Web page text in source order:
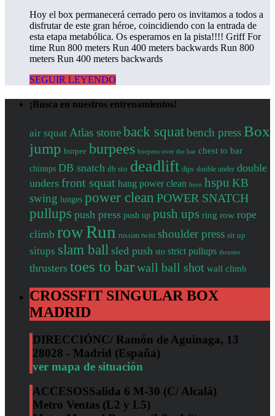
Hoy el box permanecerá cerrado pero os invitamos a todos a
disfrutar de este gran héroe, coincidiendo con la entrada de
esta etapa metabólica. Os esperamos en la pista!!!! Griff For
time Run 800 meters Run 400 meters backwards Run 800
meters Run 400 meters backwards
SEGUIR LEYENDO
¡Busca en nuestros entrenamientos!
air squat Atlas stoneback squat bench press Box
jump burpee burpees burpees over the bar chest to bar
chinups DB snatch db sto deadlift dips double under double
unders front squat hang power clean hero hspu KB
swing lunges power clean POWER SNATCH
pullups push press push up push ups ring row rope
climb rowRun russian twist shoulder press sit up
situps slam ball sled push sto strict pullups thruster
thrusters toes to barwall ball shot wall climb
CROSSFIT SINGULAR BOX
MADRID
DIRECCIÓNC/ Ramón de Aguinaga, 13
28028 - Madrid (España)
ver mapa de situación
ACCESOSSalida 6 M-30 (C/ Alcalá)
Metro Ventas (L2 y L5)